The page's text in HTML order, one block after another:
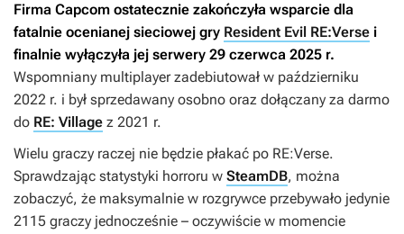
Firma Capcom ostatecznie zakończyła wsparcie dla
fatalnie ocenianej sieciowej gry Resident Evil RE:Verse i
finalnie wyłączyła jej serwery 29 czerwca 2025 r.
Wspomniany multiplayer zadebiutował w październiku
2022 r. i był sprzedawany osobno oraz dołączany za darmo
do RE: Village z 2021 r.
Wielu graczy raczej nie będzie płakać po RE:Verse.
Sprawdzając statystyki horroru w SteamDB, można
zobaczyć, że maksymalnie w rozgrywce przebywało jedynie
2115 graczy jednocześnie – oczywiście w momencie